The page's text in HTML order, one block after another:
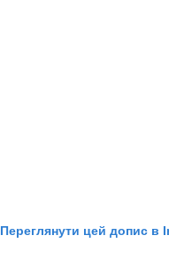
Переглянути цей допис в